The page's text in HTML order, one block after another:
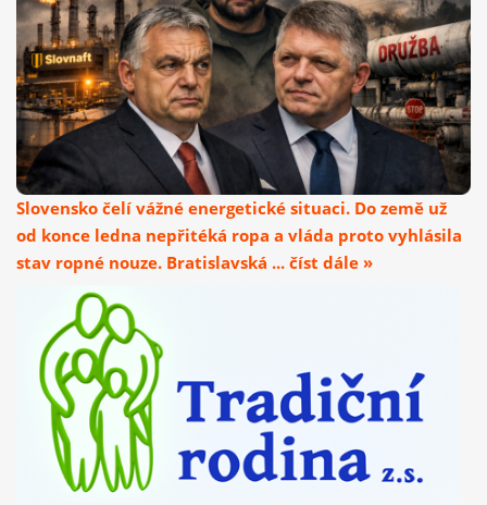
Slovensko čelí vážné energetické situaci. Do země už
od konce ledna nepřitéká ropa a vláda proto vyhlásila
stav ropné nouze. Bratislavská ... číst dále »